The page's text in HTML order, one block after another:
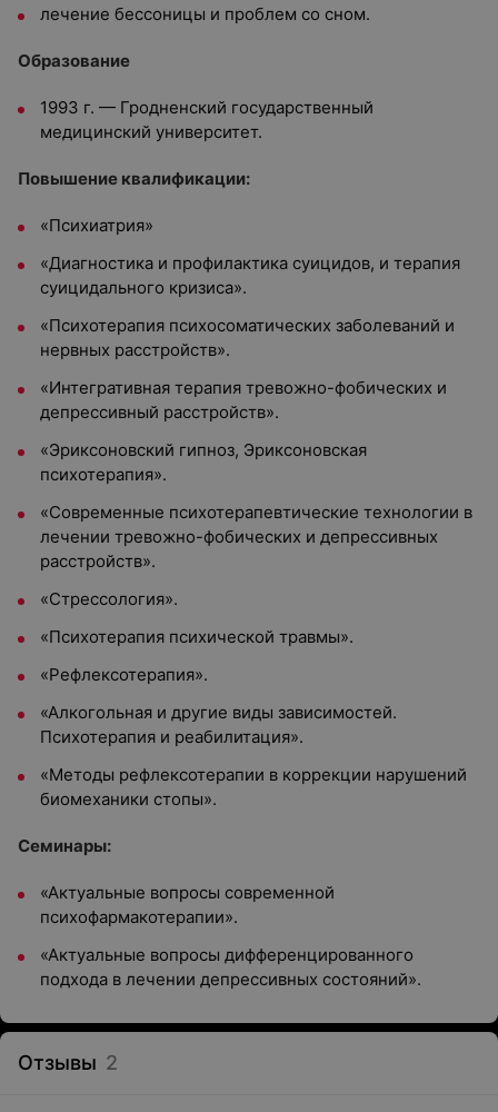
лечение бессоницы и проблем со сном.
Образование
1993 г. — Гродненский государственный
медицинский университет.
Повышение квалификации:
«Психиатрия»
«Диагностика и профилактика суицидов, и терапия
суицидального кризиса».
«Психотерапия психосоматических заболеваний и
нервных расстройств».
«Интегративная терапия тревожно-фобических и
депрессивный расстройств».
«Эриксоновский гипноз, Эриксоновская
психотерапия».
«Современные психотерапевтические технологии в
лечении тревожно-фобических и депрессивных
расстройств».
«Стрессология».
«Психотерапия психической травмы».
«Рефлексотерапия».
«Алкогольная и другие виды зависимостей.
Психотерапия и реабилитация».
«Методы рефлексотерапии в коррекции нарушений
биомеханики стопы».
Семинары:
«Актуальные вопросы современной
психофармакотерапии».
«Актуальные вопросы дифференцированного
подхода в лечении депрессивных состояний».
Отзывы 2